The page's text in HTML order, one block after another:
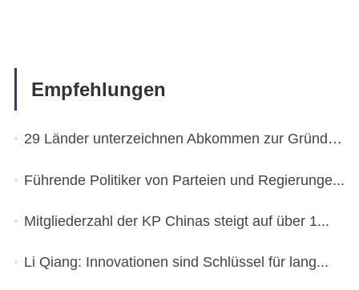
Empfehlungen
29 Länder unterzeichnen Abkommen zur Gründung ...
Führende Politiker von Parteien und Regierunge...
Mitgliederzahl der KP Chinas steigt auf über 1...
Li Qiang: Innovationen sind Schlüssel für lang...